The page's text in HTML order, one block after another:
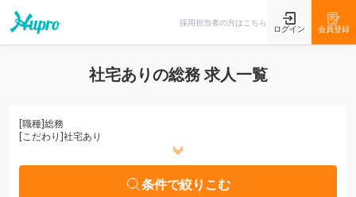
採用担当者の方はこちら
ログイン 会員登録
社宅ありの総務 求人一覧
[職種]総務
[こだわり]社宅あり
条件で絞りこむ